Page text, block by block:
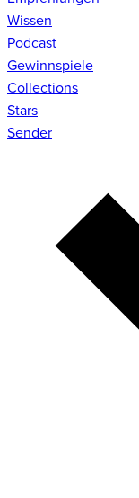
Wissen
Podcast
Gewinnspiele
Collections
Stars
Sender